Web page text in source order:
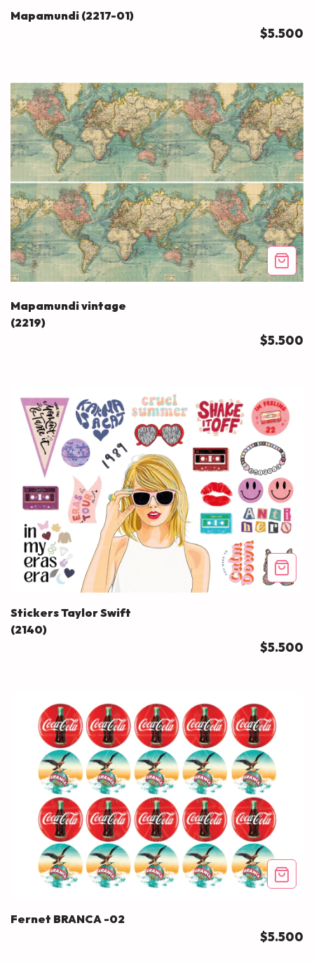
Mapamundi (2217-01)
$5.500
Mapamundi vintage
(2219)
$5.500
Stickers Taylor Swift
(2140)
$5.500
Fernet BRANCA -02
$5.500